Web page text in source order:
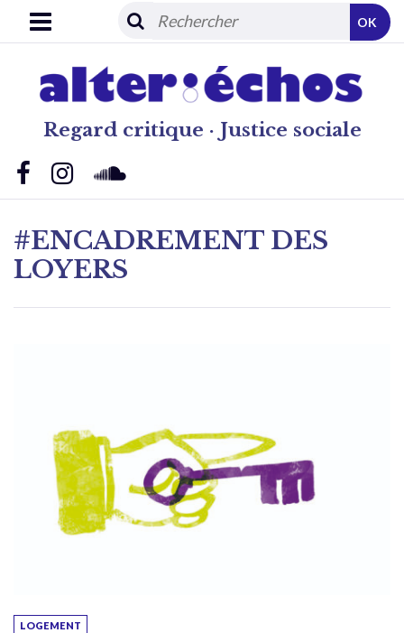
Regard critique · Justice sociale
OK
#ENCADREMENT DES
LOYERS
LOGEMENT